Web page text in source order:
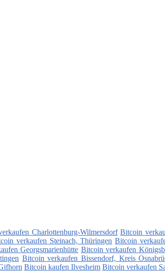
Charlottenburg-Wilmersdorf Bitcoin
verkaufen Steinach, Thüringen Bitcoin
Georgsmarienhütte Bitcoin verkaufen
Bitcoin verkaufen Bissendorf, Kreis
Bitcoin kaufen Ilvesheim Bitcoin verkaufen